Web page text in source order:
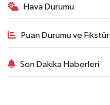
Hava Durumu
Puan Durumu ve Fikstür
Son Dakika Haberleri